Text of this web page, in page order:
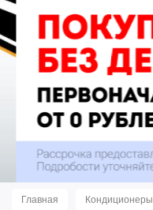
Главная Кондиционеры